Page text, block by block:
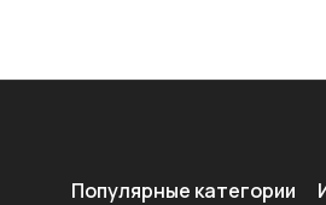
Популярные категории